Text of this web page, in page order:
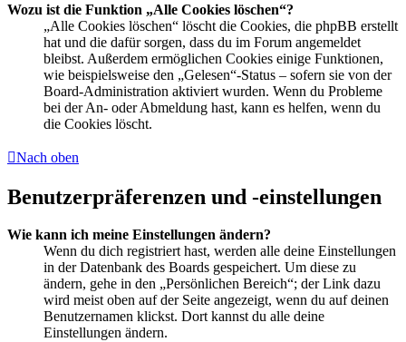
Wozu ist die Funktion „Alle Cookies löschen“?
„Alle Cookies löschen“ löscht die Cookies, die phpBB erstellt
hat und die dafür sorgen, dass du im Forum angemeldet
bleibst. Außerdem ermöglichen Cookies einige Funktionen,
wie beispielsweise den „Gelesen“-Status – sofern sie von der
Board-Administration aktiviert wurden. Wenn du Probleme
bei der An- oder Abmeldung hast, kann es helfen, wenn du
die Cookies löscht.
Nach oben
Benutzerpräferenzen und -einstellungen
Wie kann ich meine Einstellungen ändern?
Wenn du dich registriert hast, werden alle deine Einstellungen
in der Datenbank des Boards gespeichert. Um diese zu
ändern, gehe in den „Persönlichen Bereich“; der Link dazu
wird meist oben auf der Seite angezeigt, wenn du auf deinen
Benutzernamen klickst. Dort kannst du alle deine
Einstellungen ändern.